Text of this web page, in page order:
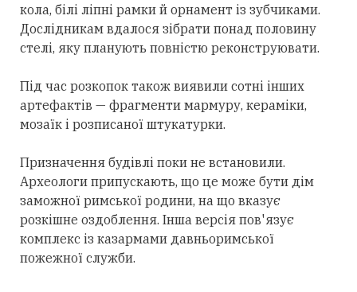
кола, білі ліпні рамки й орнамент із зубчиками.
Дослідникам вдалося зібрати понад половину
стелі, яку планують повністю реконструювати.
Під час розкопок також виявили сотні інших
артефактів — фрагменти мармуру, кераміки,
мозаїк і розписаної штукатурки.
Призначення будівлі поки не встановили.
Археологи припускають, що це може бути дім
заможної римської родини, на що вказує
розкішне оздоблення. Інша версія пов'язує
комплекс із казармами давньоримської
пожежної служби.